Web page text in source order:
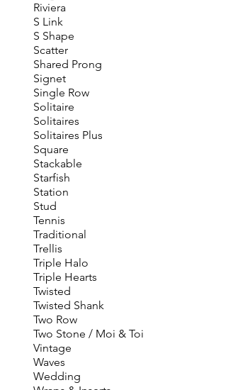
Riviera
S Link
S Shape
Scatter
Shared Prong
Signet
Single Row
Solitaire
Solitaires
Solitaires Plus
Square
Stackable
Starfish
Station
Stud
Tennis
Traditional
Trellis
Triple Halo
Triple Hearts
Twisted
Twisted Shank
Two Row
Two Stone / Moi & Toi
Vintage
Waves
Wedding